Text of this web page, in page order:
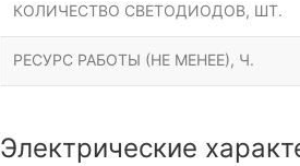
КОЛИЧЕСТВО СВЕТОДИОДОВ, ШТ.
РЕСУРС РАБОТЫ (НЕ МЕНЕЕ), Ч.
Электрические